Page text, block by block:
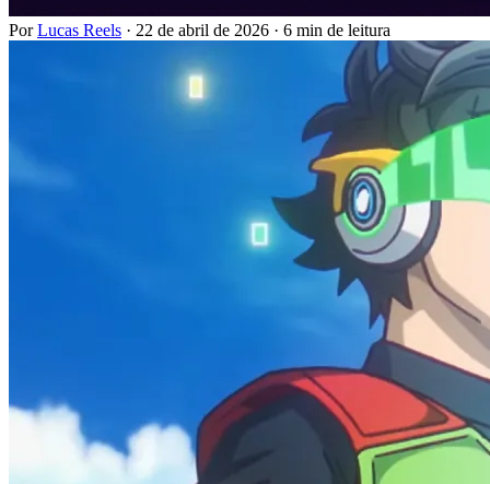
PorLucas Reels · 22 de abril de 2026 · 6 min de leitura